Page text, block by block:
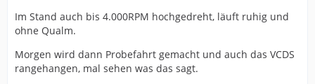
Im Stand auch bis 4.000RPM hochgedreht, läuft ruhig und
ohne Qualm.
Morgen wird dann Probefahrt gemacht und auch das VCDS
rangehangen, mal sehen was das sagt.